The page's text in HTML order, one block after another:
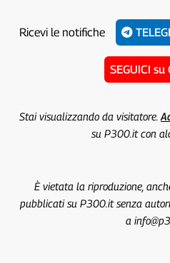
Ricevi le notifiche
SEGUICI su
Stai visualizzando da visitatore.
su P300.it con
È vietata la riproduzione,
pubblicati su P300.it senza
a